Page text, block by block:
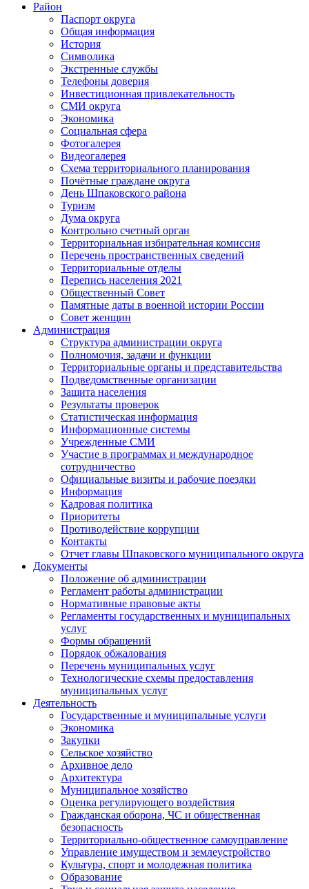
Район
Паспорт округа
Общая информация
История
Символика
Экстренные службы
Телефоны доверия
Инвестиционная привлекательность
СМИ округа
Экономика
Социальная сфера
Фотогалерея
Видеогалерея
Схема территориального планирования
Почётные граждане округа
День Шпаковского района
Туризм
Дума округа
Контрольно счетный орган
Территориальная избирательная комиссия
Перечень пространственных сведений
Территориальные отделы
Перепись населения 2021
Общественный Совет
Памятные даты в военной истории России
Совет женщин
Администрация
Структура администрации округа
Полномочия, задачи и функции
Территориальные органы и представительства
Подведомственные организации
Защита населения
Результаты проверок
Статистическая информация
Информационные системы
Учрежденные СМИ
Участие в программах и международное
сотрудничество
Официальные визиты и рабочие поездки
Информация
Кадровая политика
Приоритеты
Противодействие коррупции
Контакты
Отчет главы Шпаковского муниципального округа
Документы
Положение об администрации
Регламент работы администрации
Нормативные правовые акты
Регламенты государственных и муниципальных
услуг
Формы обращений
Порядок обжалования
Перечень муниципальных услуг
Технологические схемы предоставления
муниципальных услуг
Деятельность
Государственные и муниципальные услуги
Экономика
Закупки
Сельское хозяйство
Архивное дело
Архитектура
Муниципальное хозяйство
Оценка регулирующего воздействия
Гражданская оборона, ЧС и общественная
безопасность
Территориально-общественное самоуправление
Управление имуществом и землеустройство
Культура, спорт и молодежная политика
Образование